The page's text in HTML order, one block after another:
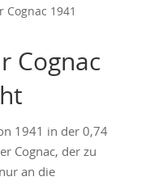
Cognac 1941
Cognac
1941 in der 0,74
Cognac, der zu
an die